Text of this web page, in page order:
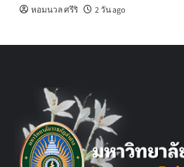
หอมนวล ศรีริ 2 วัน ago